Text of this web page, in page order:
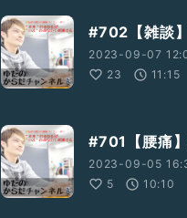
#702【雑談
2023-09-07
23
11:15
#701【腰痛
2023-09-05
5
10:10